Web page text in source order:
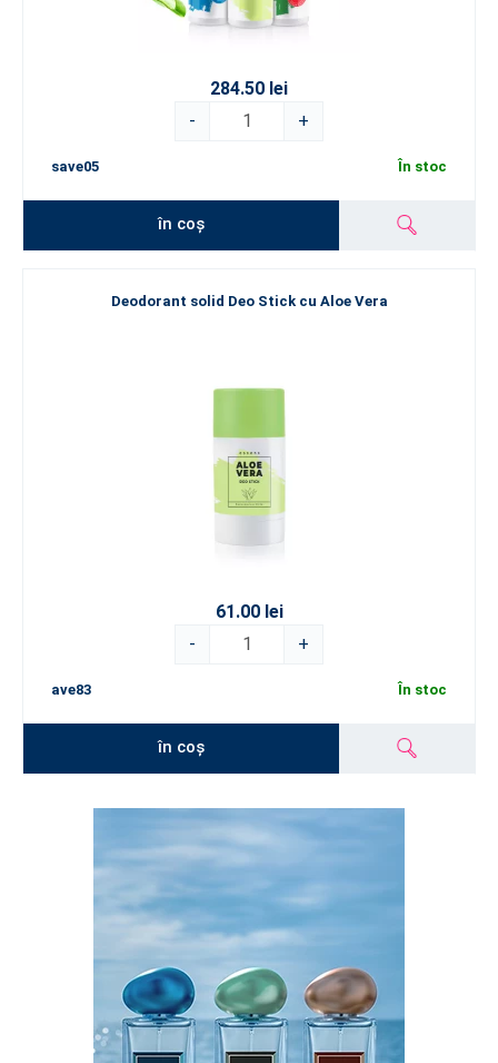
284.50 lei
-
+
save05 În stoc
în coș
Deodorant solid Deo Stick cu Aloe Vera
61.00 lei
-
+
ave83 În stoc
în coș